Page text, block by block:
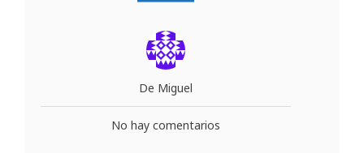
De Miguel
No hay comentarios